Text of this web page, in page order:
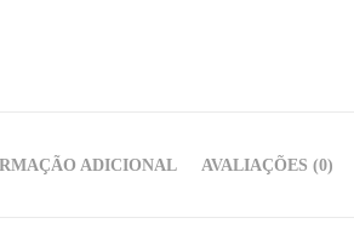
ADICIONAL AVALIAÇÕES (0)